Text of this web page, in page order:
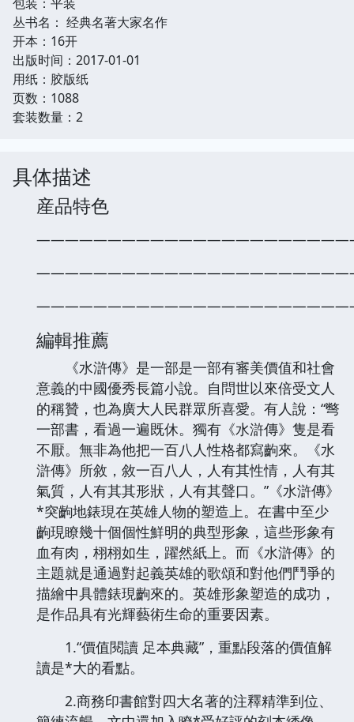
丛书名： 经典名著大家名作
开本：16开
出版时间：2017-01-01
用纸：胶版纸
页数：1088
套装数量：2
具体描述
産品特色
編輯推薦
《水滸傳》是一部是一部有審美價值和社會
意義的中國優秀長篇小說。自問世以來倍受文人
的稱贊，也為廣大人民群眾所喜愛。有人說：“彆
一部書，看過一遍既休。獨有《水滸傳》隻是看
不厭。無非為他把一百八人性格都寫齣來。《水
滸傳》所敘，敘一百八人，人有其性情，人有其
氣質，人有其其形狀，人有其聲口。”《水滸傳》
*突齣地錶現在英雄人物的塑造上。在書中至少
齣現瞭幾十個個性鮮明的典型形象，這些形象有
血有肉，栩栩如生，躍然紙上。而《水滸傳》的
主題就是通過對起義英雄的歌頌和對他們鬥爭的
描繪中具體錶現齣來的。英雄形象塑造的成功，
是作品具有光輝藝術生命的重要因素。
1.“價值閱讀 足本典藏”，重點段落的價值解
讀是*大的看點。
2.商務印書館對四大名著的注釋精準到位、